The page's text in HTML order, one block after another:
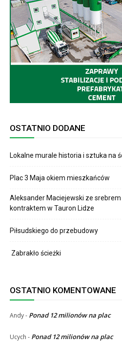
OSTATNIO DODANE
Lokalne murale historia i sztuka na
Plac 3 Maja okiem mieszkańców
Aleksander Maciejewski ze
kontraktem w Tauron Lidze
Piłsudskiego do przebudowy
Zabrakło ścieżki
OSTATNIO KOMENTOWANE
Andy- Ponad 12 milionów na plac
Ucych - Ponad 12 milionów na plac